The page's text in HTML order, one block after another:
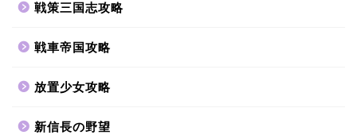
戦策三国志攻略
戦車帝国攻略
放置少女攻略
新信長の野望